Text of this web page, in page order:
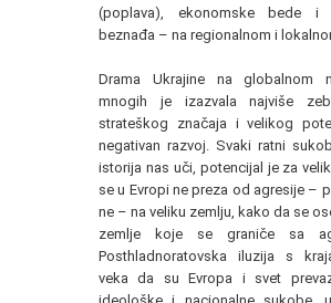
(poplava), ekonomske bede i
beznađa – na regionalnom i
Drama Ukrajine na globalnom
mnogih je izazvala najviše
strateškog značaja i velikog
negativan razvoj. Svaki ratni
istorija nas uči, potencijal je za
se u Evropi ne preza od agresije –
ne – na veliku zemlju, kako da se
zemlje koje se graniče sa
Posthladnoratovska iluzija s
veka da su Evropa i svet